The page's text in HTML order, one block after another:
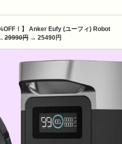
！】 Anker Eufy (ユーフィ) Robot
29990円 → 25490円